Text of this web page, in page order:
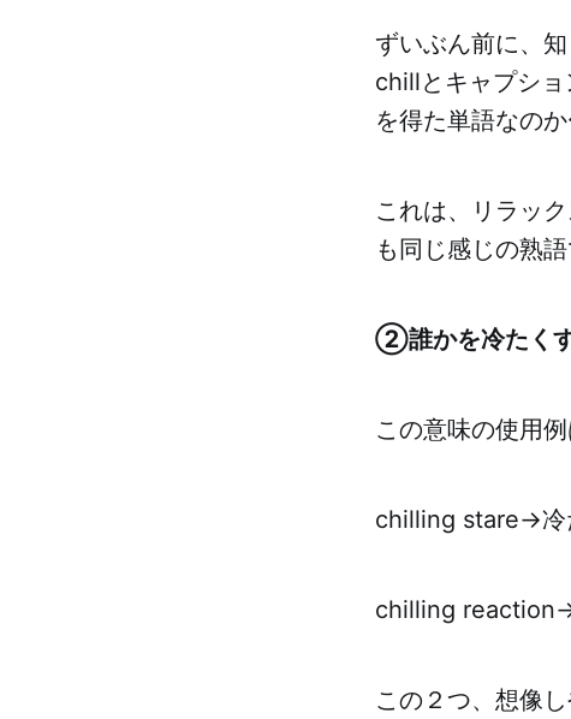
ずいぶん前に、
chillとキャプシ
を得た単語なのか
これは、リラッ
も同じ感じの熟語
②誰かを冷たく
この意味の使用例
chilling stare→冷
chilling
この２つ、想像